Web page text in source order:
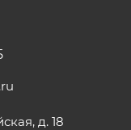
д. 18